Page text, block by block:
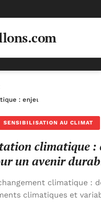
: enjeux et stratégies
SENSIBILISATION AU CLIMAT
climatique :
un avenir
climatique :
climatiques et